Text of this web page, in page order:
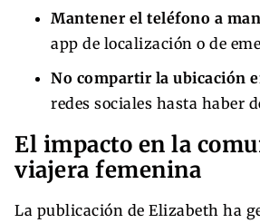
Mantener el teléfono a
app de localización o de
No compartir la ubicación
redes sociales hasta haber
El impacto en la
viajera femenina
La publicación de Elizabeth ha